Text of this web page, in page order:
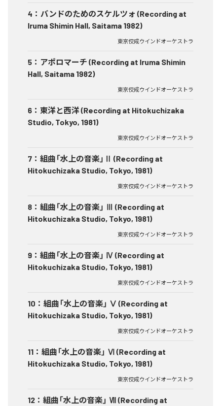
4 ： バンドのためのスケルツォ (Recording at
Iruma Shimin Hall, Saitama 1982)
東京佼成ウインドオーケストラ
5 ： アポロマーチ (Recording at Iruma Shimin
Hall, Saitama 1982)
東京佼成ウインドオーケストラ
6 ： 東洋と西洋 (Recording at Hitokuchizaka
Studio, Tokyo, 1981)
東京佼成ウインドオーケストラ
7 ： 組曲「水上の音楽」Ⅱ (Recording at
Hitokuchizaka Studio, Tokyo, 1981)
東京佼成ウインドオーケストラ
8 ： 組曲「水上の音楽」 Ⅲ (Recording at
Hitokuchizaka Studio, Tokyo, 1981)
東京佼成ウインドオーケストラ
9 ： 組曲「水上の音楽」 Ⅳ (Recording at
Hitokuchizaka Studio, Tokyo, 1981)
東京佼成ウインドオーケストラ
10 ： 組曲「水上の音楽」 Ⅴ (Recording at
Hitokuchizaka Studio, Tokyo, 1981)
東京佼成ウインドオーケストラ
11 ： 組曲「水上の音楽」 Ⅵ (Recording at
Hitokuchizaka Studio, Tokyo, 1981)
東京佼成ウインドオーケストラ
12 ： 組曲「水上の音楽」 Ⅶ (Recording at